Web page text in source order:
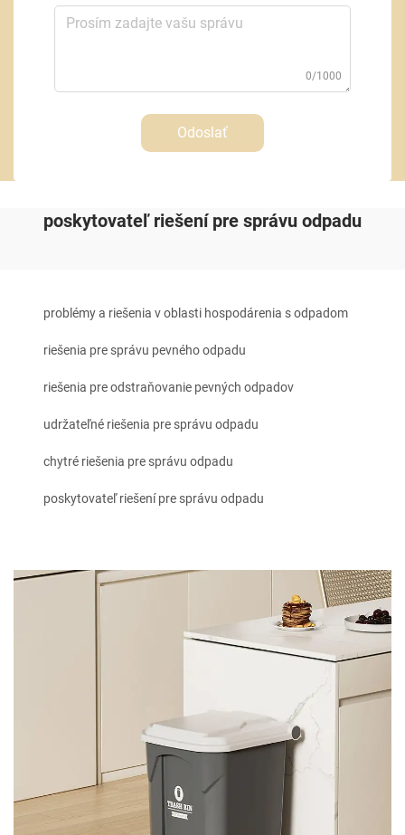
0/1000
Odoslať
poskytovateľ riešení pre správu odpadu
problémy a riešenia v oblasti hospodárenia s odpadom
riešenia pre správu pevného odpadu
riešenia pre odstraňovanie pevných odpadov
udržateľné riešenia pre správu odpadu
chytré riešenia pre správu odpadu
poskytovateľ riešení pre správu odpadu